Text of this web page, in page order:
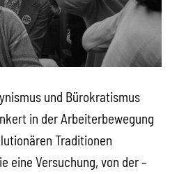
und Bürokratismus
in der Arbeiterbewegung
Traditionen
eine Versuchung, von der –